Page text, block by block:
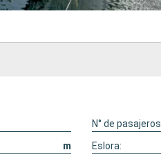
N° de
m Eslora: